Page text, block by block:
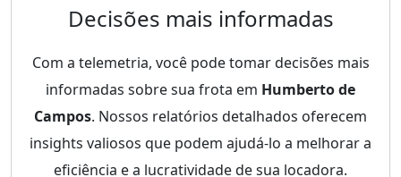
Decisões mais informadas
Com a telemetria, você pode tomar decisões mais
informadas sobre sua frota em Humberto de
Campos. Nossos relatórios detalhados oferecem
insights valiosos que podem ajudá-lo a melhorar a
eficiência e a lucratividade de sua locadora.